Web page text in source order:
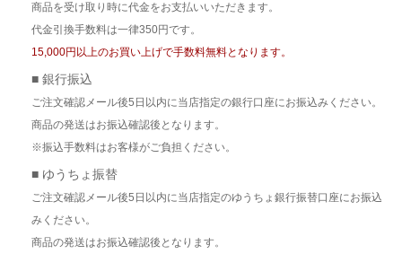
商品を受け取り時に代金をお支払いいただきます。
代金引換手数料は一律350円です。
15,000円以上のお買い上げで手数料無料となります。
■ 銀行振込
ご注文確認メール後5日以内に当店指定の銀行口座にお振込みください。
商品の発送はお振込確認後となります。
※振込手数料はお客様がご負担ください。
■ ゆうちょ振替
ご注文確認メール後5日以内に当店指定のゆうちょ銀行振替口座にお振込
みください。
商品の発送はお振込確認後となります。